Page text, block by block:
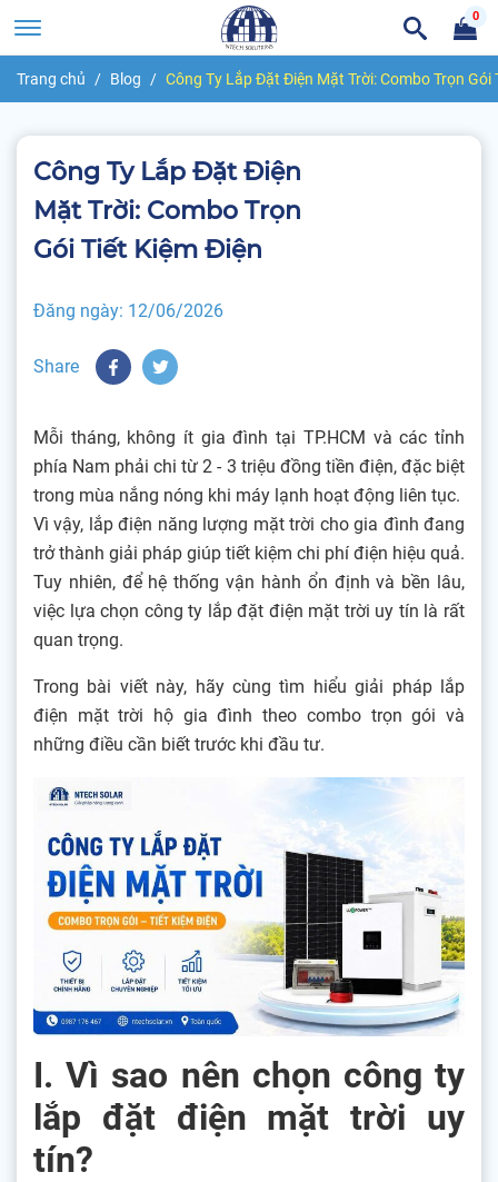
Trang chủ Blog Công Ty Lắp Đặt Điện Mặt Trời: Combo Trọn Gói
Công Ty Lắp Đặt Điện
Mặt Trời: Combo Trọn
Gói Tiết Kiệm Điện
Đăng ngày: 12/06/2026
Share
Mỗi tháng, không ít gia đình tại TP.HCM và các tỉnh
phía Nam phải chi từ 2 - 3 triệu đồng tiền điện, đặc biệt
trong mùa nắng nóng khi máy lạnh hoạt động liên tục.
Vì vậy, lắp điện năng lượng mặt trời cho gia đình đang
trở thành giải pháp giúp tiết kiệm chi phí điện hiệu quả.
Tuy nhiên, để hệ thống vận hành ổn định và bền lâu,
việc lựa chọn công ty lắp đặt điện mặt trời uy tín là rất
quan trọng.
Trong bài viết này, hãy cùng tìm hiểu giải pháp lắp
điện mặt trời hộ gia đình theo combo trọn gói và
những điều cần biết trước khi đầu tư.
I. Vì sao nên chọn công ty
lắp đặt điện mặt trời uy
tín?
0